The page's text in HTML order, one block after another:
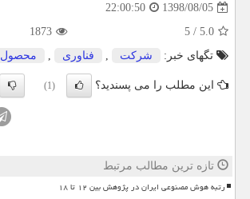
1398/08/05
22:00:50
5.0
/
5
1873
تگهای خبر:
شركت , فناوری , محصول
این مطلب را می پسندید؟ (1)
تازه ترین مطالب مرتبط
رتبه هوش مصنوعی ایران در پژوهش بین ۱۲ تا ۱۸